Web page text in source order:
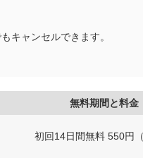
キャンセルできます。
無料期間と料金
初回14日間無料 550円（